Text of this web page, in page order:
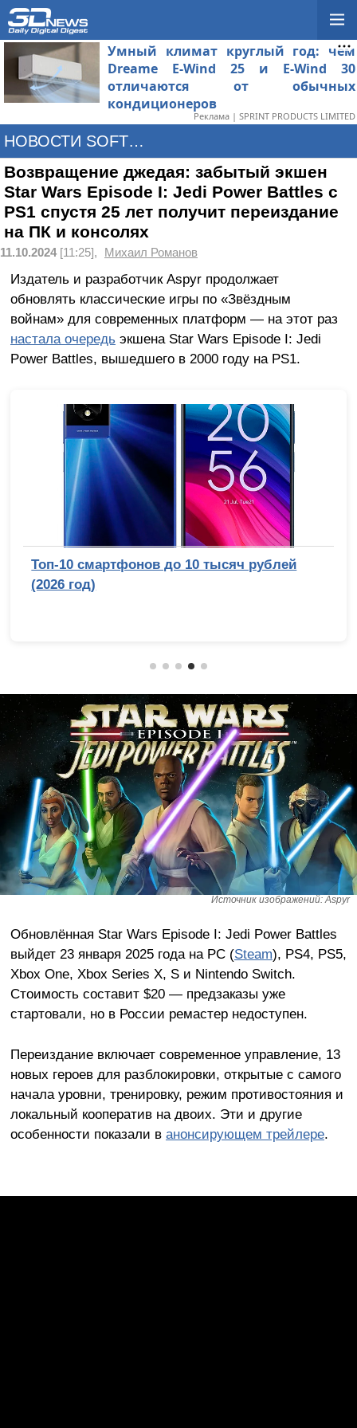
Умный климат круглый год: чем
Dreame E-Wind 25 и E-Wind 30
отличаются от обычных
кондиционеров
Реклама | SPRINT PRODUCTS LIMITED
НОВОСТИ SOFTWARE
Возвращение джедая: забытый экшен
Star Wars Episode I: Jedi Power Battles с
PS1 спустя 25 лет получит переиздание
на ПК и консолях
11.10.2024[11:25], Михаил Романов
Издатель и разработчик Aspyr продолжает
обновлять классические игры по «Звёздным
войнам» для современных платформ — на этот раз
настала очередь экшена Star Wars Episode I: Jedi
Power Battles, вышедшего в 2000 году на PS1.
Топ-10 смартфонов до 10 тысяч рублей
(2026 год)
Источник изображений: Aspyr
Обновлённая Star Wars Episode I: Jedi Power Battles
выйдет 23 января 2025 года на PC (Steam), PS4, PS5,
Xbox One, Xbox Series X, S и Nintendo Switch.
Стоимость составит $20 — предзаказы уже
стартовали, но в России ремастер недоступен.
Переиздание включает современное управление, 13
новых героев для разблокировки, открытые с самого
начала уровни, тренировку, режим противостояния и
локальный кооператив на двоих. Эти и другие
особенности показали в анонсирующем трейлере.